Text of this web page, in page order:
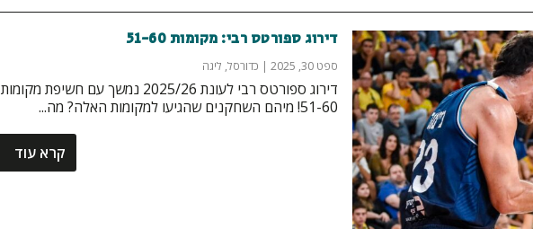
דירוג ספורטס רבי: מקומות 51-60
ספט 30, 2025 | כדורסל, ליגה
דירוג ספורטס רבי לעונת 2025/26 נמשך עם חשיפת מקומות
51-60! מיהם השחקנים שהגיעו למקומות האלה? מה...
קרא עוד